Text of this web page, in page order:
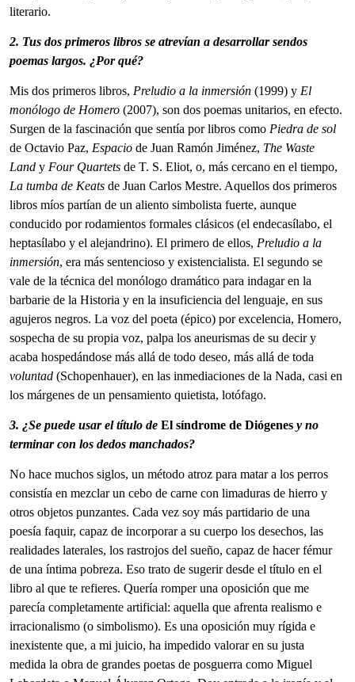
literario.
2. Tus dos primeros libros se atrevían a desarrollar sendos
poemas largos. ¿Por qué?
Mis dos primeros libros, Preludio a la inmersión (1999) y El
monólogo de Homero (2007), son dos poemas unitarios, en efecto.
Surgen de la fascinación que sentía por libros como Piedra de sol
de Octavio Paz, Espacio de Juan Ramón Jiménez, The Waste
Land y Four Quartets de T. S. Eliot, o, más cercano en el tiempo,
La tumba de Keats de Juan Carlos Mestre. Aquellos dos primeros
libros míos partían de un aliento simbolista fuerte, aunque
conducido por rodamientos formales clásicos (el endecasílabo, el
heptasílabo y el alejandrino). El primero de ellos, Preludio a la
inmersión, era más sentencioso y existencialista. El segundo se
vale de la técnica del monólogo dramático para indagar en la
barbarie de la Historia y en la insuficiencia del lenguaje, en sus
agujeros negros. La voz del poeta (épico) por excelencia, Homero,
sospecha de su propia voz, palpa los aneurismas de su decir y
acaba hospedándose más allá de todo deseo, más allá de toda
voluntad (Schopenhauer), en las inmediaciones de la Nada, casi en
los márgenes de un pensamiento quietista, lotófago.
3. ¿Se puede usar el título de El síndrome de Diógenes y no
terminar con los dedos manchados?
No hace muchos siglos, un método atroz para matar a los perros
consistía en mezclar un cebo de carne con limaduras de hierro y
otros objetos punzantes. Cada vez soy más partidario de una
poesía faquir, capaz de incorporar a su cuerpo los desechos, las
realidades laterales, los rastrojos del sueño, capaz de hacer fémur
de una íntima pobreza. Eso trato de sugerir desde el título en el
libro al que te refieres. Quería romper una oposición que me
parecía completamente artificial: aquella que afrenta realismo e
irracionalismo (o simbolismo). Es una oposición muy rígida e
inexistente que, a mi juicio, ha impedido valorar en su justa
medida la obra de grandes poetas de posguerra como Miguel